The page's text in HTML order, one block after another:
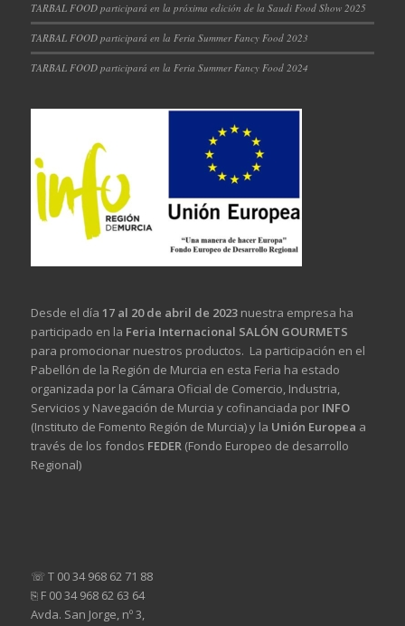
TARBAL FOOD participará en la próxima edición de la Saudi Food Show 2025
TARBAL FOOD participará en la Feria Summer Fancy Food 2023
TARBAL FOOD participará en la Feria Summer Fancy Food 2024
Desde el día 17 al 20 de abril de 2023nuestra empresa ha
participado en la Feria Internacional SALÓN GOURMETS
para promocionar nuestros productos. La participación en el
Pabellón de la Región de Murcia en esta Feria ha estado
organizada por la Cámara Oficial de Comercio, Industria,
Servicios y Navegación de Murcia y cofinanciada por INFO
(Instituto de Fomento Región de Murcia) y la Unión Europea a
través de los fondos FEDER(Fondo Europeo de desarrollo
Regional)
☏ T 00 34 968 62 71 88
⎘ F 00 34 968 62 63 64
Avda. San Jorge, nº 3,